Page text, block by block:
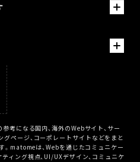
考になる国内、海外のWebサイト、サー
グページ、コーポレートサイトなどをまと
matomeは、Webを通じたコミュニケー
ィング視点、UI/UXデザイン、コミュニケ